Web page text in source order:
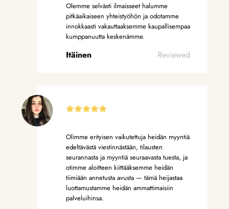
Olemme selvästi ilmaisseet halumme
pitkäaikaiseen yhteistyöhön ja odotamme
innokkaasti vakauttaaksemme kaupallisempaa
kumppanuutta keskenämme.
Itäinen Reviewed
Olimme erityisen vaikutettuja heidän myyntiä
edeltävästä viestinnästään, tilausten
seurannasta ja myyntiä seuraavasta tuesta, ja
otimme aloitteen kiittääksemme heidän
tiimiään annetusta avusta — tämä heijastaa
luottamustamme heidän ammattimaisiin
palveluihinsa.